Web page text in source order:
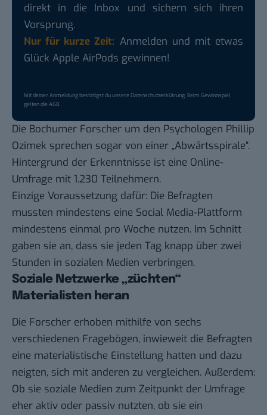
direkt in die Inbox und sichern sich ihren
Vorsprung.
Nur für kurze Zeit: Anmelden und mit etwas
Glück Apple AirPods gewinnen!
Mit deiner Anmeldung bestätigst du unsereDatenschutzerklärung. Beim Gewinnspiel
gelten dieAGB.
Die Bochumer Forscher um den Psychologen Phillip
Ozimek sprechen sogar von einer „Abwärtsspirale“.
Hintergrund der Erkenntnisse ist eine Online-
Umfrage mit 1.230 Teilnehmern.
Einzige Voraussetzung dafür: Die Befragten
mussten mindestens eine Social Media-Plattform
mindestens einmal pro Woche nutzen. Im Schnitt
gaben sie an, dass sie jeden Tag knapp über zwei
Stunden in sozialen Medien verbringen.
Soziale Netzwerke „züchten“
Materialisten heran
Die Forscher erhoben mithilfe von sechs
verschiedenen Fragebögen, inwieweit die Befragten
eine materialistische Einstellung hatten und dazu
neigten, sich mit anderen zu vergleichen. Außerdem:
Ob sie soziale Medien zum Zeitpunkt der Umfrage
eher aktiv oder passiv nutzten, ob sie ein